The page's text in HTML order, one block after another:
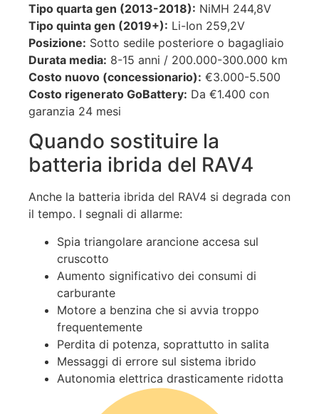
Tipo quarta gen (2013-2018): NiMH 244,8V
Tipo quinta gen (2019+): Li-Ion 259,2V
Posizione: Sotto sedile posteriore o bagagliaio
Durata media: 8-15 anni / 200.000-300.000 km
Costo nuovo (concessionario): €3.000-5.500
Costo rigenerato GoBattery: Da €1.400 con
garanzia 24 mesi
Quando sostituire la
batteria ibrida del RAV4
Anche la batteria ibrida del RAV4 si degrada con
il tempo. I segnali di allarme:
Spia triangolare arancione accesa sul
cruscotto
Aumento significativo dei consumi di
carburante
Motore a benzina che si avvia troppo
frequentemente
Perdita di potenza, soprattutto in salita
Messaggi di errore sul sistema ibrido
Autonomia elettrica drasticamente ridotta